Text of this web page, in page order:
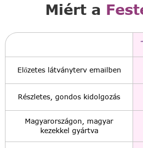
Miért a
Előzetes látványterv emailben
Részletes, gondos kidolgozás
Magyarországon, magyar
kezekkel gyártva